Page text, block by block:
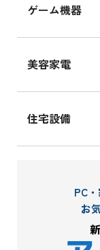
ゲーム機器
美容家電
住宅設備
PC
お